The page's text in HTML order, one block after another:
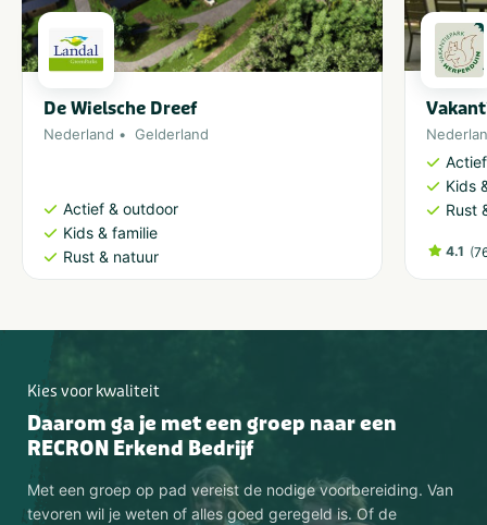
De Wielsche Dreef
Nederland Gelderland
Actief & outdoor
Kids & familie
Rust & natuur
Kids
Rust
4.1 (
Kies voor kwaliteit
Daarom ga je met een groep naar een
RECRON Erkend Bedrijf
Met een groep op pad vereist de nodige voorbereiding. Van
tevoren wil je weten of alles goed geregeld is. Of de